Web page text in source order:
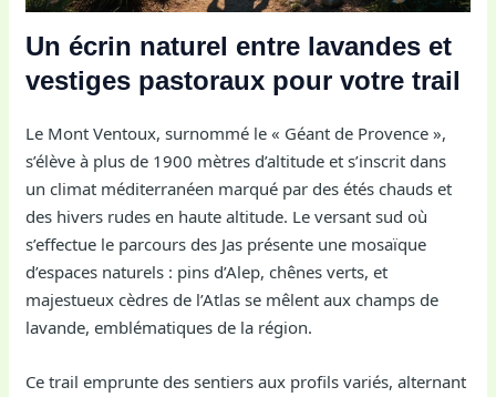
Un écrin naturel entre lavandes et
vestiges pastoraux pour votre trail
Le Mont Ventoux, surnommé le « Géant de Provence »,
s’élève à plus de 1900 mètres d’altitude et s’inscrit dans
un climat méditerranéen marqué par des étés chauds et
des hivers rudes en haute altitude. Le versant sud où
s’effectue le parcours des Jas présente une mosaïque
d’espaces naturels : pins d’Alep, chênes verts, et
majestueux cèdres de l’Atlas se mêlent aux champs de
lavande, emblématiques de la région.
Ce trail emprunte des sentiers aux profils variés, alternant